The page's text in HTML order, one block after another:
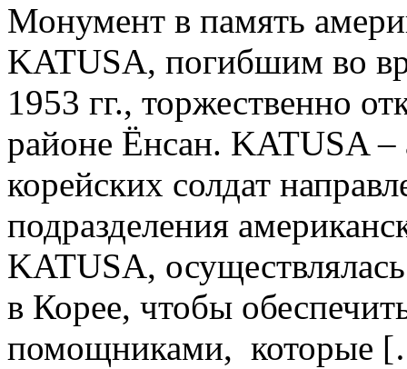
Монумент в память
KATUSA, погибшим во
1953 гг., торжественно
районе Ёнсан. KATUSA –
корейских солдат
подразделения
KATUSA,
в Корее, чтобы
помощниками, которые